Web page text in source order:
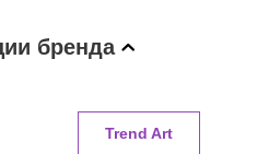
бренда
Trend Art